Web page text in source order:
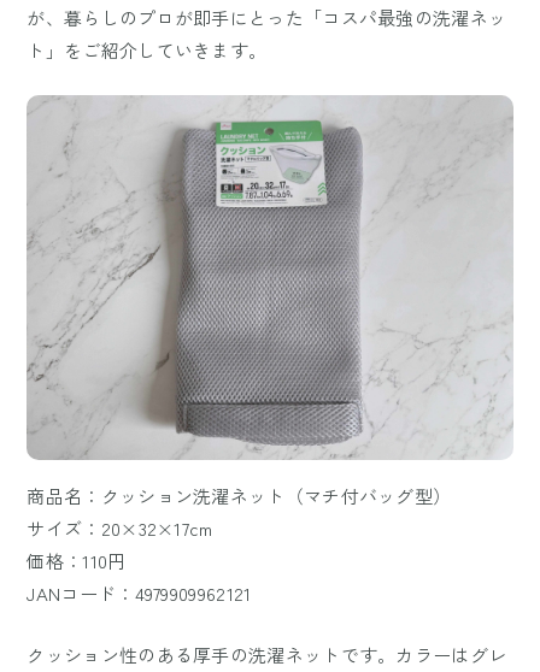
が、暮らしのプロが即手にとった「コスパ最強の洗濯ネッ
ト」をご紹介していきます。
商品名：クッション洗濯ネット（マチ付バッグ型）
サイズ：20×32×17cm
価格：110円
JANコード：4979909962121
クッション性のある厚手の洗濯ネットです。カラーはグレ